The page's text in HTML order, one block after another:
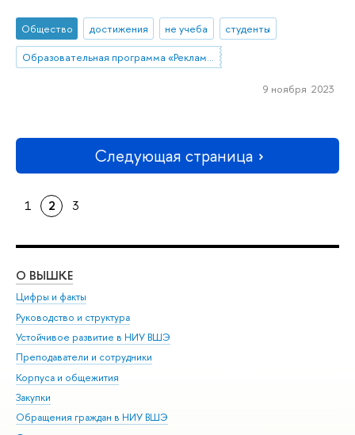
Общество достижения не учеба
студенты
Образовательная программа «Реклама и связи с общественностью»
9 ноября 2023
Следующая страница
1 2 3
О ВЫШКЕ
Цифры и факты
Руководство и структура
Устойчивое развитие в НИУ ВШЭ
Преподаватели и сотрудники
Корпуса и общежития
Закупки
Обращения граждан в НИУ ВШЭ